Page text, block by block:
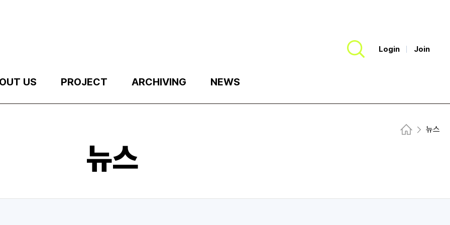
US PROJECT ARCHIVING NEWS
검색 Login Join
Home
뉴스
뉴스